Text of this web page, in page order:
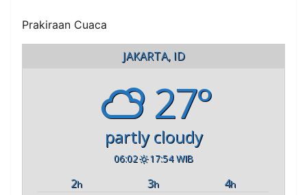
Prakiraan Cuaca
JAKARTA, ID
27°
partly cloudy
06:02 17:54 WIB
2h 3h 4h